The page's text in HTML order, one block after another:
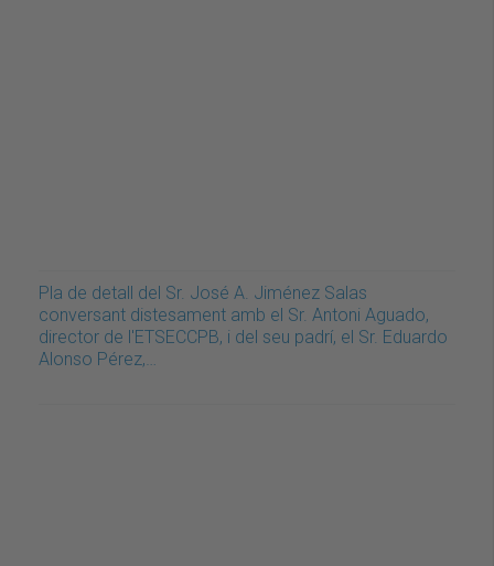
Pla de detall del Sr. José A. Jiménez Salas
conversant distesament amb el Sr. Antoni Aguado,
director de l'ETSECCPB, i del seu padrí, el Sr. Eduardo
Alonso Pérez,…